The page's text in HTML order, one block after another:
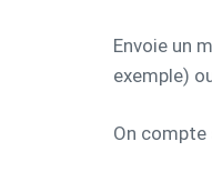
Envoie un
exemple)
On compte